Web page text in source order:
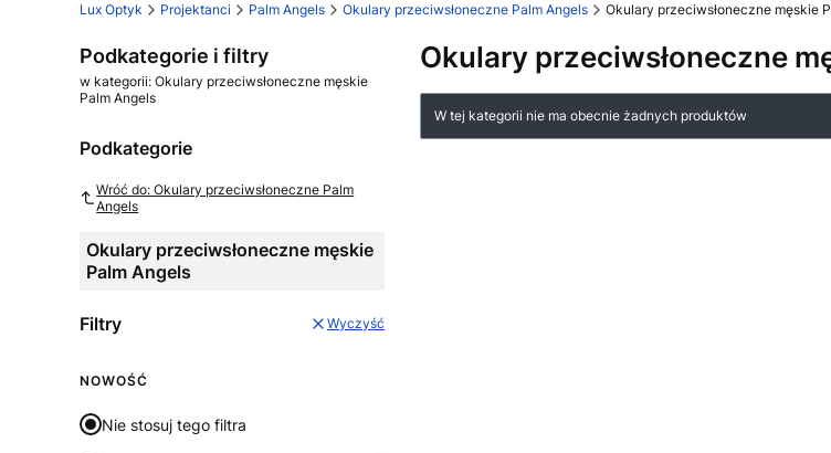
Lux Optyk Projektanci Palm Angels Okulary przeciwsłoneczne Palm Angels Okulary przeciwsłoneczne męskie
Podkategorie i filtry
w kategorii: Okulary przeciwsłoneczne męskie
Palm Angels
Podkategorie
Wróć do: Okulary przeciwsłoneczne Palm
Angels
Okulary przeciwsłoneczne męskie
Palm Angels
Filtry Wyczyść
NOWOŚĆ
Nie stosuj tego filtra
Okulary przeciwsłoneczne
Lista produktów
W tej kategorii nie ma obecnie żadnych produktów